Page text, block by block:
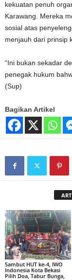
kekuatan penuh
Karawang. Mereka
sosial atas
menjauh dari prinsip
“Ini bukan sekadar
penegak hukum
(Sup)
Bagikan Artikel
Sambut HUT ke-4, IWO
Indonesia Kota Bekasi
Pilih Doa, Tabur Bunga,